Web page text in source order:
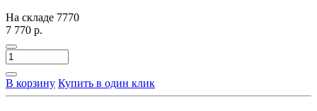
На складе 7770
7 770 р.
В корзину Купить в один клик